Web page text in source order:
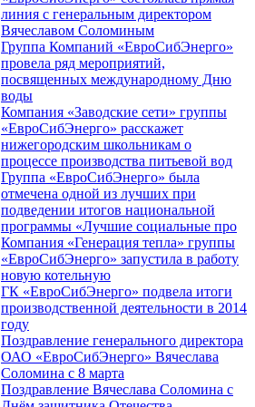
линия с генеральным директором
Вячеславом Соломиным
Группа Компаний «ЕвроСибЭнерго»
провела ряд мероприятий,
посвященных международному Дню
воды
Компания «Заводские сети» группы
«ЕвроСибЭнерго» расскажет
нижегородским школьникам о
процессе производства питьевой вод
Группа «ЕвроСибЭнерго» была
отмечена одной из лучших при
подведении итогов национальной
программы «Лучшие социальные про
Компания «Генерация тепла» группы
«ЕвроСибЭнерго» запустила в работу
новую котельную
ГК «ЕвроСибЭнерго» подвела итоги
производственной деятельности в 2014
году
Поздравление генерального директора
ОАО «ЕвроСибЭнерго» Вячеслава
Соломина с 8 марта
Поздравление Вячеслава Соломина с